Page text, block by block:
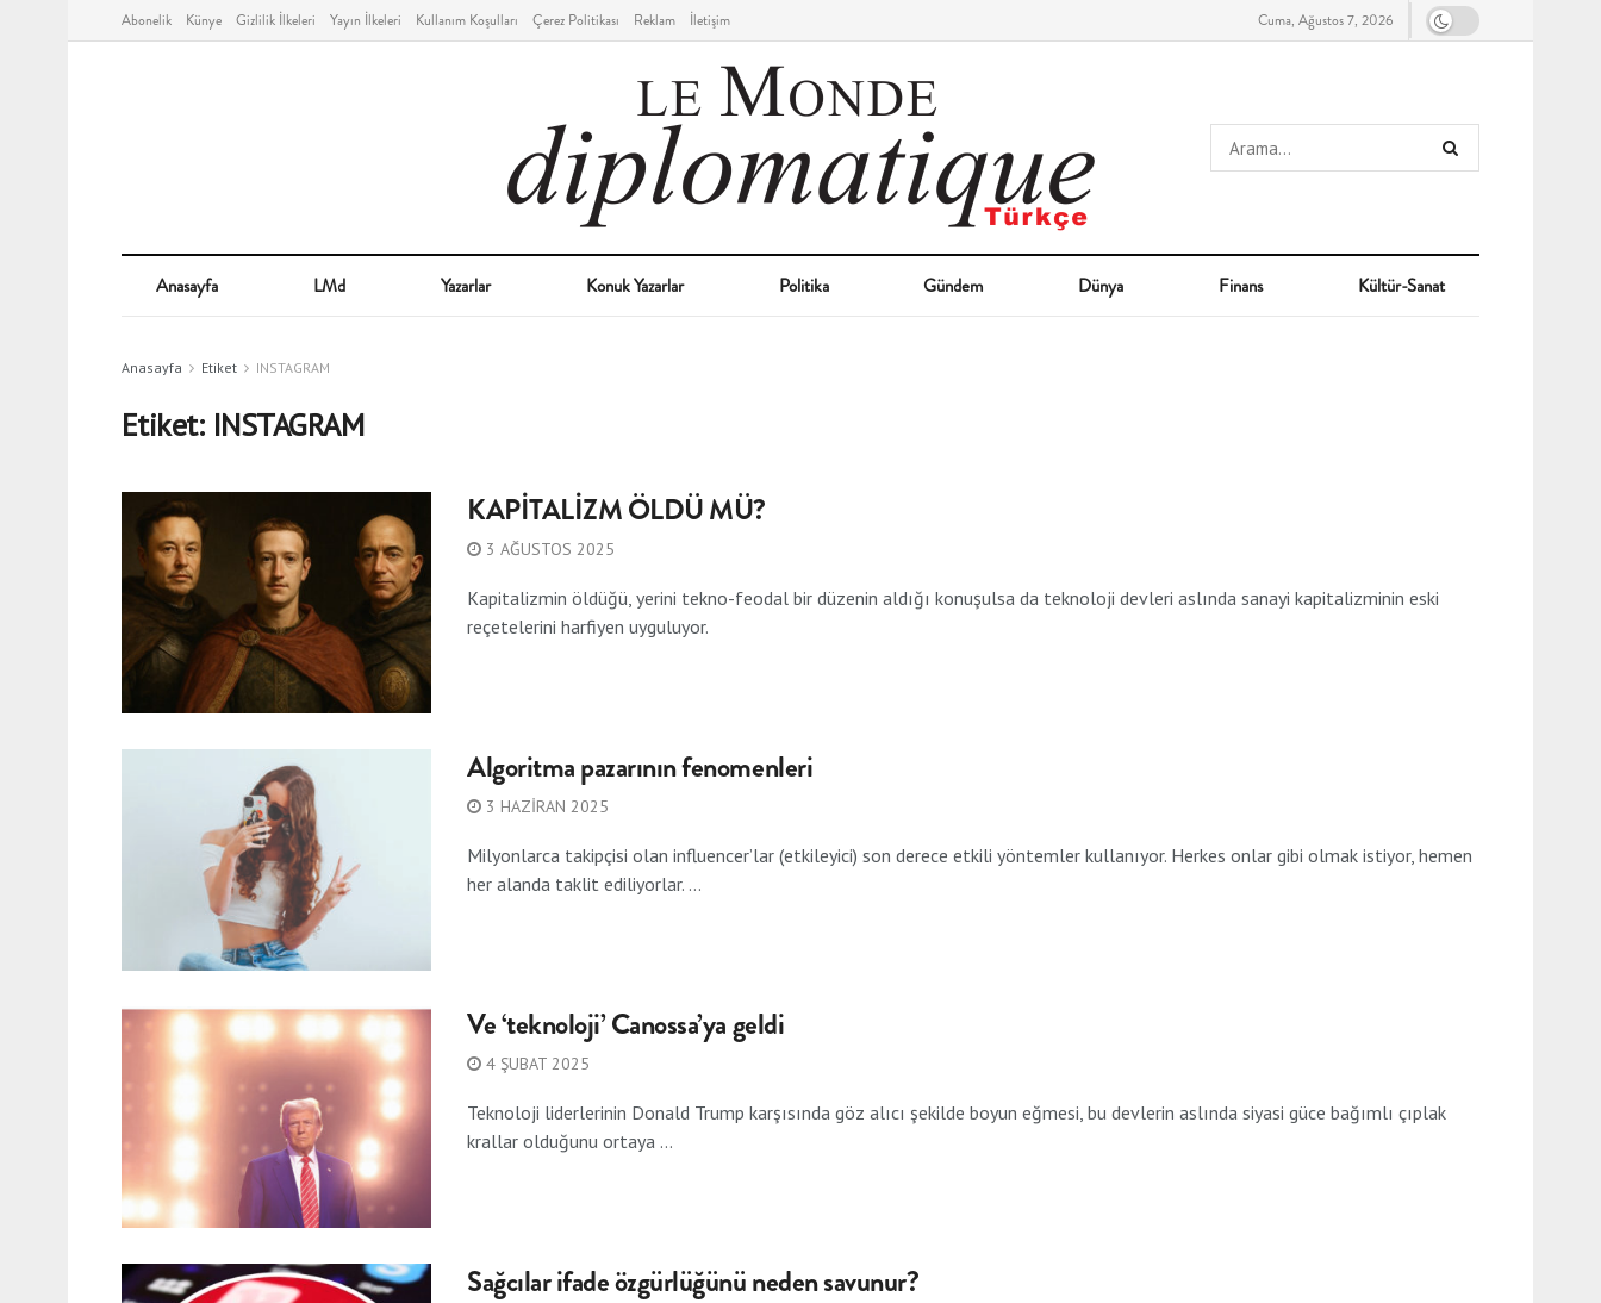
Abonelik Künye Gizlilik İlkeleri Yayın İlkeleri Kullanım Koşulları Çerez Politikası Reklam İletişim Cuma, Ağustos 7, 2026
Anasayfa LMd Yazarlar Konuk Yazarlar Politika Gündem Dünya Finans Kültür-Sanat
Anasayfa Etiket INSTAGRAM
Etiket: INSTAGRAM
KAPİTALİZM ÖLDÜ MÜ?
3 AĞUSTOS 2025
Kapitalizmin öldüğü, yerini tekno-feodal bir düzenin aldığı konuşulsa da teknoloji devleri aslında sanayi kapitalizminin eski
reçetelerini harfiyen uyguluyor.
Algoritma pazarının fenomenleri
3 HAZIRAN 2025
Milyonlarca takipçisi olan influencer’lar (etkileyici) son derece etkili yöntemler kullanıyor. Herkes onlar gibi olmak istiyor, hemen
her alanda taklit ediliyorlar. ...
Ve ‘teknoloji’ Canossa’ya geldi
4 ŞUBAT 2025
Teknoloji liderlerinin Donald Trump karşısında göz alıcı şekilde boyun eğmesi, bu devlerin aslında siyasi güce bağımlı çıplak
krallar olduğunu ortaya ...
Sağcılar ifade özgürlüğünü neden savunur?